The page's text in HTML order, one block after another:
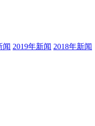
闻 2019年新闻 2018年新闻